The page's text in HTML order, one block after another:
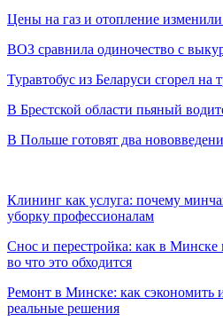
Цены на газ и отопление
ВОЗ сравнила одиночество с
Туравтобус из Беларуси сгорел
В Брестской области пьяный
В Польше готовят два
Клининг как услуга: почему
уборку профессионалам
Снос и перестройка: как в
во что это обходится
Ремонт в Минске: как сэкономить
реальные решения